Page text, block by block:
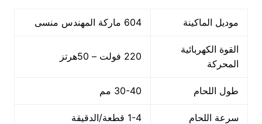
موديل الماكينة 604 ماركة المهندس منسى
القوة الكهربائية
المحركة
220 فولت – 50هرتز
طول اللحام 30-40 مم
سرعة اللحام 1-4 قطعة/الدقيقة